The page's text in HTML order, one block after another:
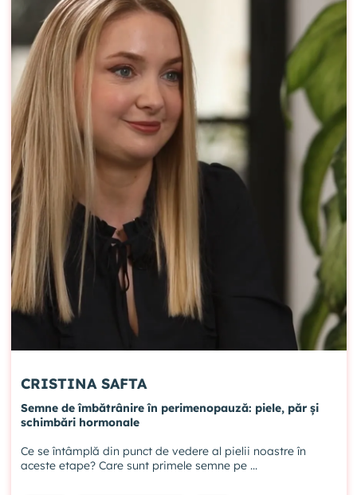
CRISTINA SAFTA
Semne de îmbătrânire în perimenopauză: piele, păr și
schimbări hormonale
Ce se întâmplă din punct de vedere al pielii noastre în
aceste etape? Care sunt primele semne pe ...